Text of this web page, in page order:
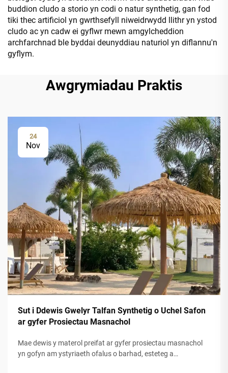
buddion cludo a storio yn codi o natur synthetig, gan fod
tiki thec artificiol yn gwrthsefyll niweidrwydd llithr yn ystod
cludo ac yn cadw ei gyflwr mewn amgylcheddion
archfarchnad ble byddai deunyddiau naturiol yn diflannu'n
gyflym.
Awgrymiadau Praktis
24
Nov
Sut i Ddewis Gwelyr Talfan Synthetig o Uchel Safon
ar gyfer Prosiectau Masnachol
Mae dewis y materol preifat ar gyfer prosiectau masnachol
yn gofyn am ystyriaeth ofalus o barhad, esteteg a